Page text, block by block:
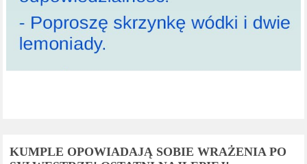
KUMPLE OPOWIADAJĄ SOBIE WRAŻENIA PO